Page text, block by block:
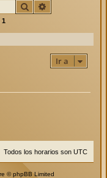
Buscar
1
Ir a
Todos los horarios son UTC
© phpBB Limited